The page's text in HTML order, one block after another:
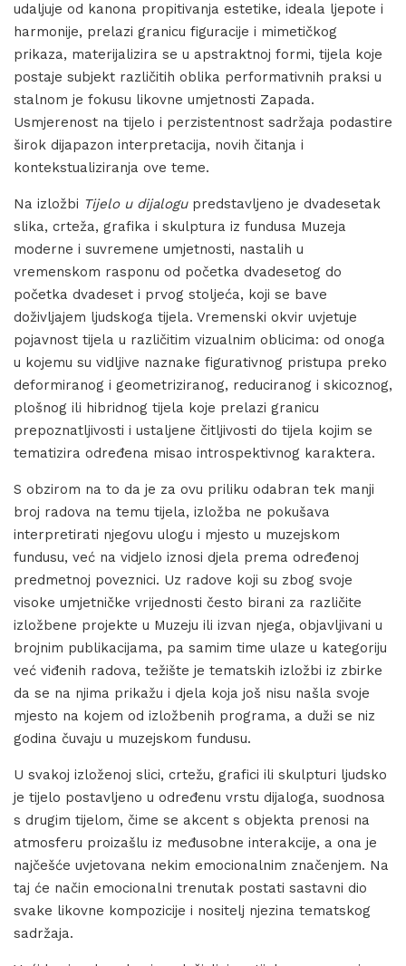
udaljuje od kanona propitivanja estetike, ideala ljepote i
harmonije, prelazi granicu figuracije i mimetičkog
prikaza, materijalizira se u apstraktnoj formi, tijela koje
postaje subjekt različitih oblika performativnih praksi u
stalnom je fokusu likovne umjetnosti Zapada.
Usmjerenost na tijelo i perzistentnost sadržaja podastire
širok dijapazon interpretacija, novih čitanja i
kontekstualiziranja ove teme.
Na izložbi Tijelo u dijalogupredstavljeno je dvadesetak
slika, crteža, grafika i skulptura iz fundusa Muzeja
moderne i suvremene umjetnosti, nastalih u
vremenskom rasponu od početka dvadesetog do
početka dvadeset i prvog stoljeća, koji se bave
doživljajem ljudskoga tijela. Vremenski okvir uvjetuje
pojavnost tijela u različitim vizualnim oblicima: od onoga
u kojemu su vidljive naznake figurativnog pristupa preko
deformiranog i geometriziranog, reduciranog i skicoznog,
plošnog ili hibridnog tijela koje prelazi granicu
prepoznatljivosti i ustaljene čitljivosti do tijela kojim se
tematizira određena misao introspektivnog karaktera.
S obzirom na to da je za ovu priliku odabran tek manji
broj radova na temu tijela, izložba ne pokušava
interpretirati njegovu ulogu i mjesto u muzejskom
fundusu, već na vidjelo iznosi djela prema određenoj
predmetnoj poveznici. Uz radove koji su zbog svoje
visoke umjetničke vrijednosti često birani za različite
izložbene projekte u Muzeju ili izvan njega, objavljivani u
brojnim publikacijama, pa samim time ulaze u kategoriju
već viđenih radova, težište je tematskih izložbi iz zbirke
da se na njima prikažu i djela koja još nisu našla svoje
mjesto na kojem od izložbenih programa, a duži se niz
godina čuvaju u muzejskom fundusu.
U svakoj izloženoj slici, crtežu, grafici ili skulpturi ljudsko
je tijelo postavljeno u određenu vrstu dijaloga, suodnosa
s drugim tijelom, čime se akcent s objekta prenosi na
atmosferu proizašlu iz međusobne interakcije, a ona je
najčešće uvjetovana nekim emocionalnim značenjem. Na
taj će način emocionalni trenutak postati sastavni dio
svake likovne kompozicije i nositelj njezina tematskog
sadržaja.